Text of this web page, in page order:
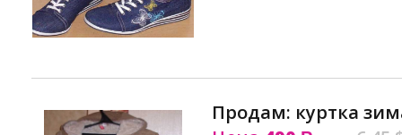
Продам: куртка